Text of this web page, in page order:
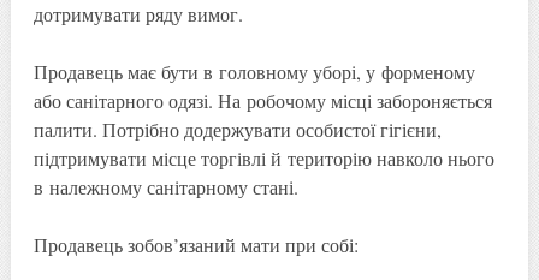
дотримувати ряду вимог.
Продавець має бути в головному уборі, у форменому
або санітарного одязі. На робочому місці забороняється
палити. Потрібно додержувати особистої гігієни,
підтримувати місце торгівлі й територію навколо нього
в належному санітарному стані.
Продавець зобов’язаний мати при собі: